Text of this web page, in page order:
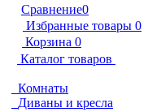
Сравнение0
Избранные товары 0
Корзина 0
Каталог товаров
Комнаты
Диваны и кресла